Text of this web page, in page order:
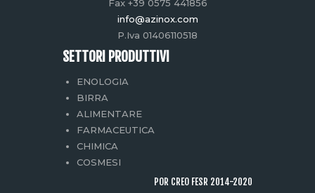
Fax +39 0575 441856
info@azinox.com
P.Iva 01406110518
SETTORI PRODUTTIVI
ENOLOGIA
BIRRA
ALIMENTARE
FARMACEUTICA
CHIMICA
COSMESI
POR CREO FESR 2014-2020